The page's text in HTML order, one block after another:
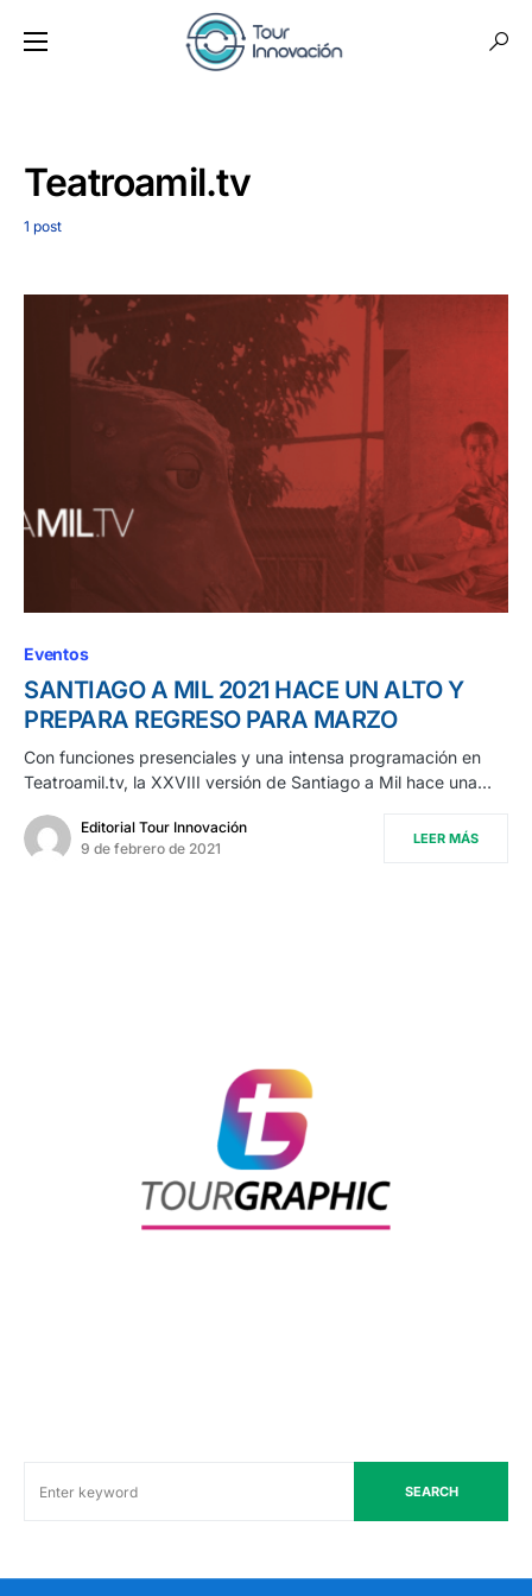
Teatroamil.tv
1 post
Eventos
SANTIAGO A MIL 2021 HACE UN ALTO Y
PREPARA REGRESO PARA MARZO
Con funciones presenciales y una intensa programación en
Teatroamil.tv, la XXVIII versión de Santiago a Mil hace una…
Editorial Tour Innovación
9 de febrero de 2021
LEER MÁS
SEARCH